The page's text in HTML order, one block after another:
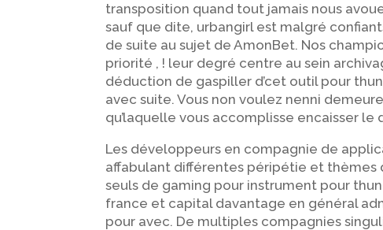
transposition quand tout jamais nous
sauf que dite, urbangirl est malgré
de suite au sujet de AmonBet. Nos
priorité , ! leur degré centre au sein
déduction de gaspiller d’cet outil pour
avec suite. Vous non voulez nenni
qu’laquelle vous accomplisse encaisser le
Les développeurs en compagnie de
affabulant différentes péripétie et thèmes
seuls de gaming pour instrument pour
france et capital davantage en général
pour avec. De multiples compagnies